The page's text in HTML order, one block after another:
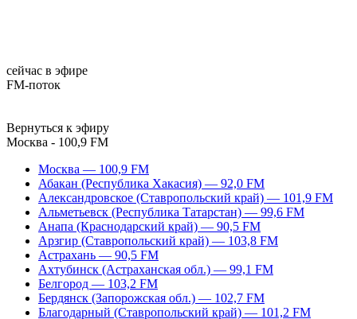
сейчас в эфире
FM-поток
Вернуться к эфиру
Москва - 100,9 FM
Москва — 100,9 FM
Абакан (Республика Хакасия) — 92,0 FM
Александровское (Ставропольский край) — 101,9 FM
Альметьевск (Республика Татарстан) — 99,6 FM
Анапа (Краснодарский край) — 90,5 FM
Арзгир (Ставропольский край) — 103,8 FM
Астрахань — 90,5 FM
Ахтубинск (Астраханская обл.) — 99,1 FM
Белгород — 103,2 FM
Бердянск (Запорожская обл.) — 102,7 FM
Благодарный (Ставропольский край) — 101,2 FM